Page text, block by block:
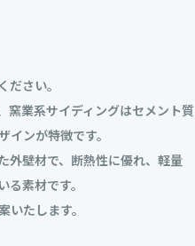
さい。
窯業系サイディングはセメント質
ンが特徴です。
外壁材で、断熱性に優れ、軽量
素材です。
たします。